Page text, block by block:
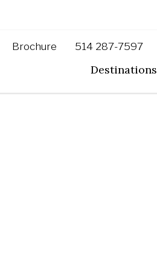
Brochure 514 287-7597
Destinations